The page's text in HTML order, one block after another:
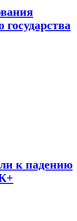
к падению